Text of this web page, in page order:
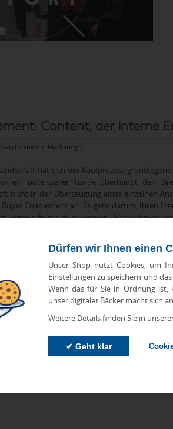
Dürfen wir Ihnen einen
Unser Shop nutzt Cookies, um
Einstellungen zu speichern und
Wenn das für Sie in Ordnung ist,
unser digitaler Bäcker macht sich
Weitere Details finden Sie in
✔ Geht klar
Content, der interne
in Marketing
hat sich der Kaufprozess
ein potenzieller Kunde überhaupt den
nicht in der Überzeugung eines einzelnen
Enablement an: Es geht darum, Ihren
erfolgreich im eigenen Unternehmen